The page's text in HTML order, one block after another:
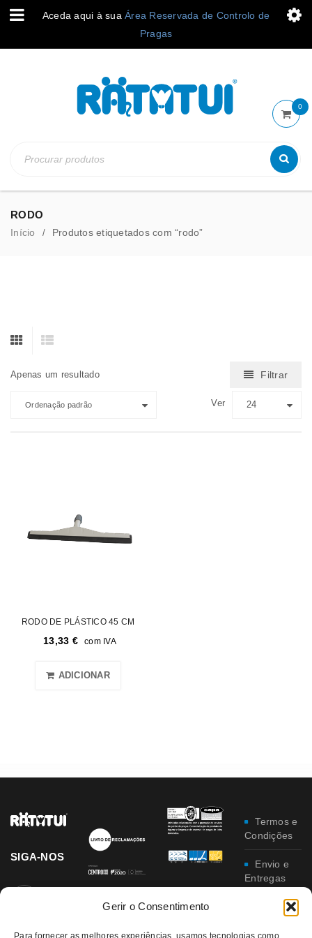
Gerir o Consentimento
Para fornecer as melhores experiências, usamos tecnologias como
Aceda aqui à sua Área Reservada de Controlo de
Pragas
0
RODO
Início / Produtos etiquetados com “rodo”
Apenas um resultado Filtrar
Ordenação padrão Ver 24
RODO DE PLÁSTICO 45 CM
13,33 € com IVA
ADICIONAR
SIGA-NOS
Termos e
Condições
Envio e
Entregas
Trocas e